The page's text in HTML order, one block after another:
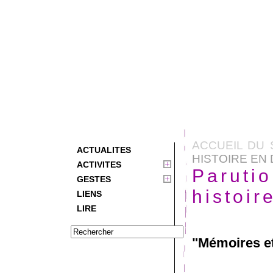
ACTUALITES
ACTIVITES
GESTES
LIENS
LIRE
ACCUEIL DU
HISTOIRE EN
"Mémoires